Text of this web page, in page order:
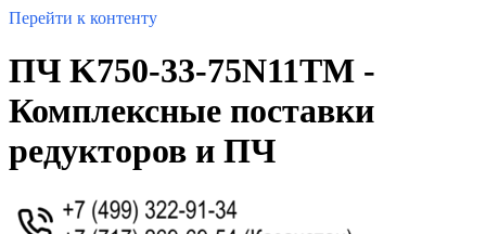
Перейти к контенту
ПЧ K750-33-75N11TM -
Комплексные поставки
редукторов и ПЧ